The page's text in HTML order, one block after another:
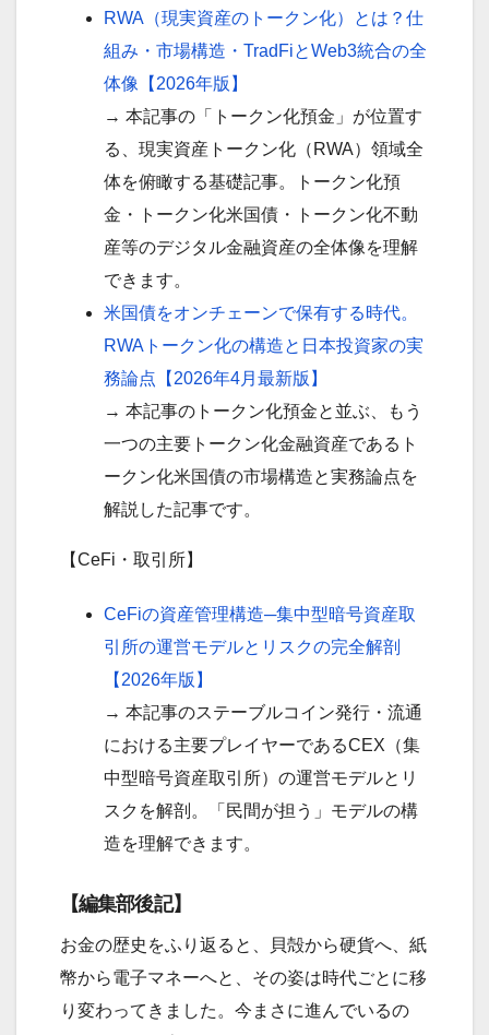
RWA（現実資産のトークン化）とは？仕
組み・市場構造・TradFiとWeb3統合の全
体像【2026年版】
→ 本記事の「トークン化預金」が位置す
る、現実資産トークン化（RWA）領域全
体を俯瞰する基礎記事。トークン化預
金・トークン化米国債・トークン化不動
産等のデジタル金融資産の全体像を理解
できます。
米国債をオンチェーンで保有する時代。
RWAトークン化の構造と日本投資家の実
務論点【2026年4月最新版】
→ 本記事のトークン化預金と並ぶ、もう
一つの主要トークン化金融資産であるト
ークン化米国債の市場構造と実務論点を
解説した記事です。
【CeFi・取引所】
CeFiの資産管理構造─集中型暗号資産取
引所の運営モデルとリスクの完全解剖
【2026年版】
→ 本記事のステーブルコイン発行・流通
における主要プレイヤーであるCEX（集
中型暗号資産取引所）の運営モデルとリ
スクを解剖。「民間が担う」モデルの構
造を理解できます。
【編集部後記】
お金の歴史をふり返ると、貝殻から硬貨へ、紙
幣から電子マネーへと、その姿は時代ごとに移
り変わってきました。今まさに進んでいるの